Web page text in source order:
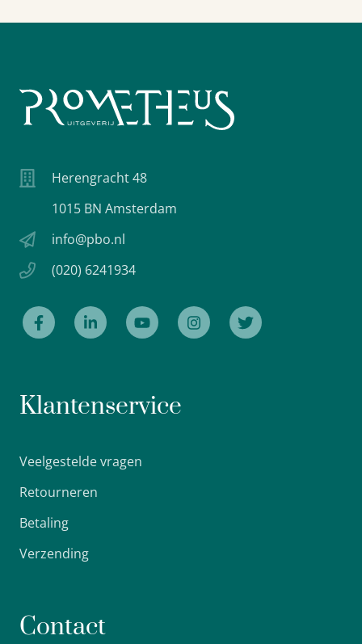
Herengracht 48
1015 BN Amsterdam
info@pbo.nl
(020) 6241934
Klantenservice
Veelgestelde vragen
Retourneren
Betaling
Verzending
Contact